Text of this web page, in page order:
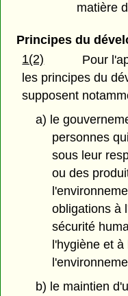
matière
Principes du
1(2)
Pour
les principes du
supposent
a) le
personnes
sous leur
ou des
obligations à
sécurité
l'hygiène et
b) le maintien